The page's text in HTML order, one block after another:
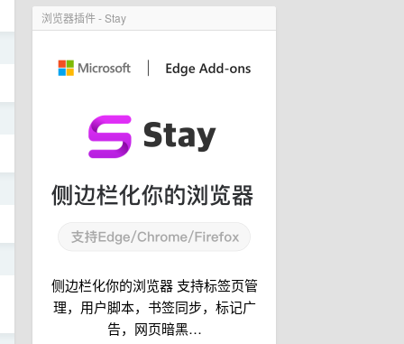
浏览器插件 - Stay
侧边栏化你的浏览器 支持标签页管
理，用户脚本，书签同步，标记广
告，网页暗黑…